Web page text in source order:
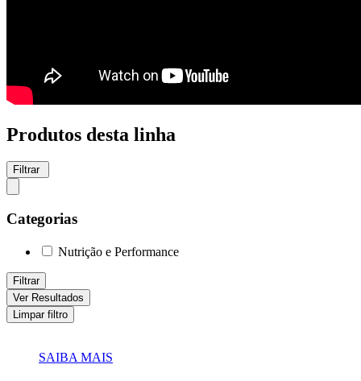
Produtos desta linha
Filtrar
Categorias
Nutrição e Performance
Filtrar
Ver Resultados
Limpar filtro
SAIBA MAIS